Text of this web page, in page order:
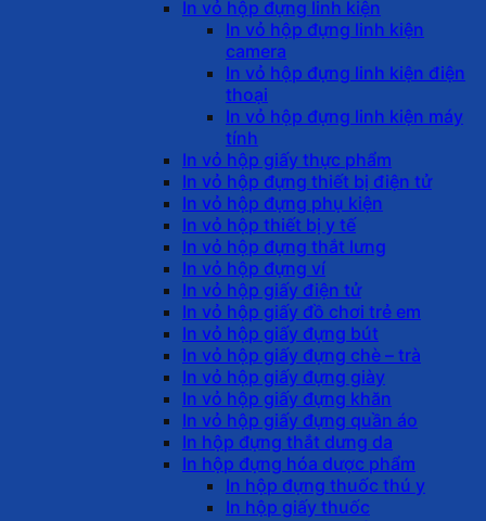
In vỏ hộp đựng linh kiện
In vỏ hộp đựng linh kiện
camera
In vỏ hộp đựng linh kiện điện
thoại
In vỏ hộp đựng linh kiện máy
tính
In vỏ hộp giấy thực phẩm
In vỏ hộp đựng thiết bị điện tử
In vỏ hộp đựng phụ kiện
In vỏ hộp thiết bị y tế
In vỏ hộp đựng thắt lưng
In vỏ hộp đựng ví
In vỏ hộp giấy điện tử
In vỏ hộp giấy đồ chơi trẻ em
In vỏ hộp giấy đựng bút
In vỏ hộp giấy đựng chè – trà
In vỏ hộp giấy đựng giày
In vỏ hộp giấy đựng khăn
In vỏ hộp giấy đựng quần áo
In hộp đựng thắt dưng da
In hộp đựng hóa dược phẩm
In hộp đựng thuốc thú y
In hộp giấy thuốc